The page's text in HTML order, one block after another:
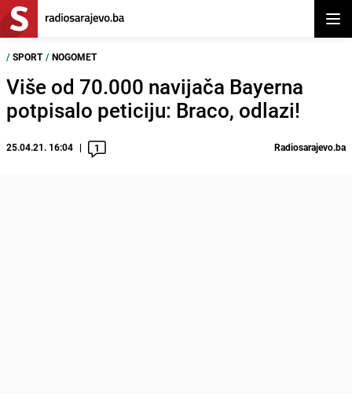
/ SPORT / NOGOMET
Više od 70.000 navijača Bayerna
potpisalo peticiju: Braco, odlazi!
25.04.21. 16:04 1 Radiosarajevo.ba